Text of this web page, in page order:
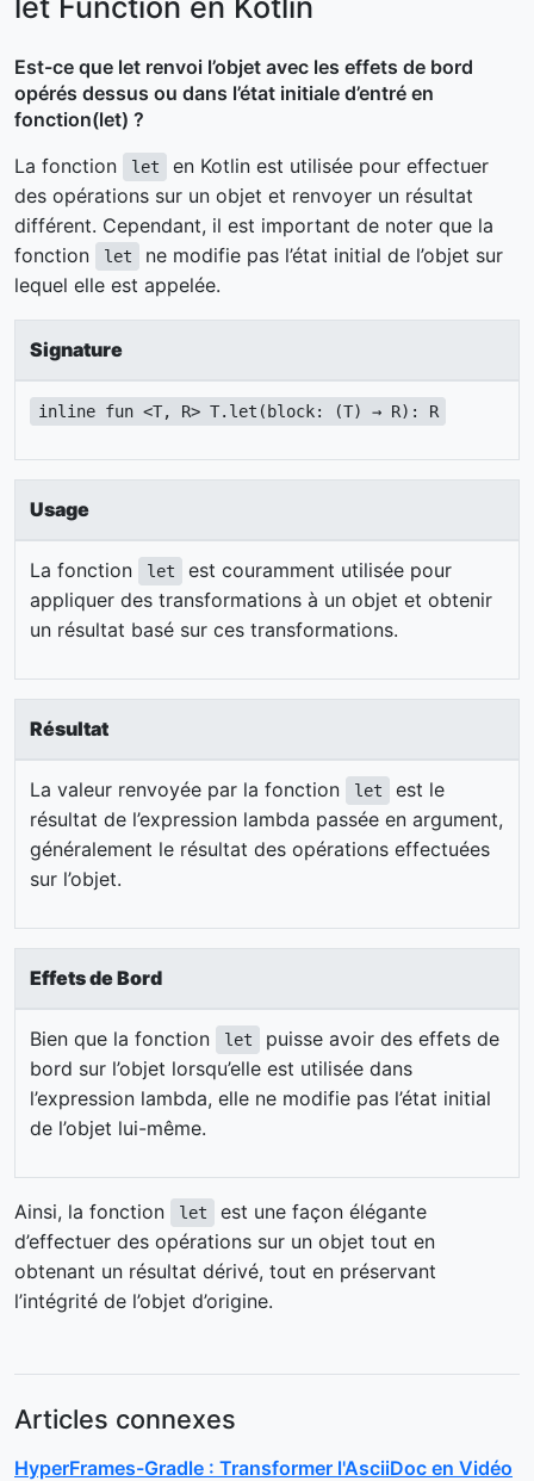
Est-ce que let renvoi l’objet avec les effets de bord
opérés dessus ou dans l’état initiale d’entré en
fonction(let) ?
La fonction
let
en Kotlin est utilisée pour effectuer
des opérations sur un objet et renvoyer un résultat
différent. Cependant, il est important de noter que la
fonction
let
ne modifie pas l’état initial de l’objet sur
lequel elle est appelée.
Signature
inline fun <T, R> T.let(block: (T) → R): R
Usage
La fonction let
est couramment utilisée pour
appliquer des transformations à un objet et obtenir
un résultat basé sur ces transformations.
Résultat
La valeur renvoyée par la fonction let
est le
résultat de l’expression lambda passée en argument,
généralement le résultat des opérations effectuées
sur l’objet.
Effets de Bord
Bien que la fonction let
puisse avoir des effets de
bord sur l’objet lorsqu’elle est utilisée dans
l’expression lambda, elle ne modifie pas l’état initial
de l’objet lui-même.
Ainsi, la fonction let
est une façon élégante
d’effectuer des opérations sur un objet tout en
obtenant un résultat dérivé, tout en préservant
l’intégrité de l’objet d’origine.
Articles connexes
HyperFrames-Gradle : Transformer l'AsciiDoc en Vidéo